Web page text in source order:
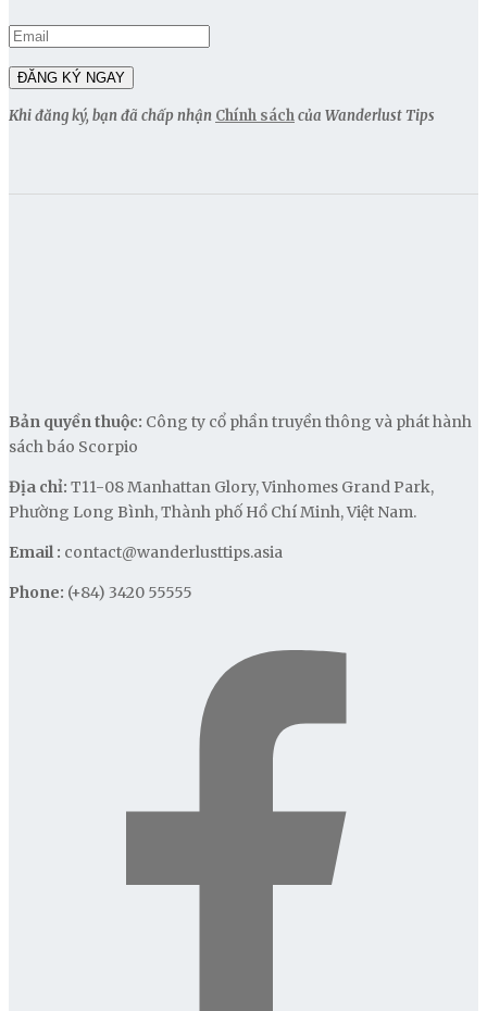
Khi đăng ký, bạn đã chấp nhận Chính sáchcủa Wanderlust Tips
Bản quyền thuộc: Công ty cổ phần truyền thông và phát hành
sách báo Scorpio
Địa chỉ: T11-08 Manhattan Glory, Vinhomes Grand Park,
Phường Long Bình, Thành phố Hồ Chí Minh, Việt Nam.
Email : contact@wanderlusttips.asia
Phone: (+84) 3420 55555